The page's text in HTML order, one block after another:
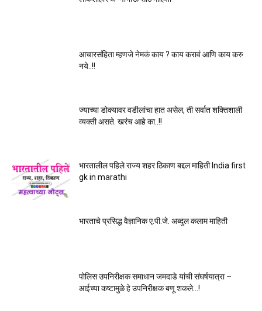
आचारसंहिता म्हणजे नेमकं काय ? काय करावं आणि काय करु
नये..!!
ज्याच्या डोक्यावर वडीलांचा हात असेल, ती सर्वात शक्तिशाली
व्यक्ती असते. खरंच आहे का..!!
भारतालील पहिले राज्य शहर ठिकाण बद्दल माहिती India first
gk in marathi
भारताचे प्रसिद्ध वैज्ञानिक ए.पी.जे. अब्दुल कलाम माहिती
पोलिस उपनिरीक्षक समाधान जमदाडे यांची संघर्षयात्रा –
आईच्या कष्टामुळे हे उपनिरीक्षक बणू शकले…!